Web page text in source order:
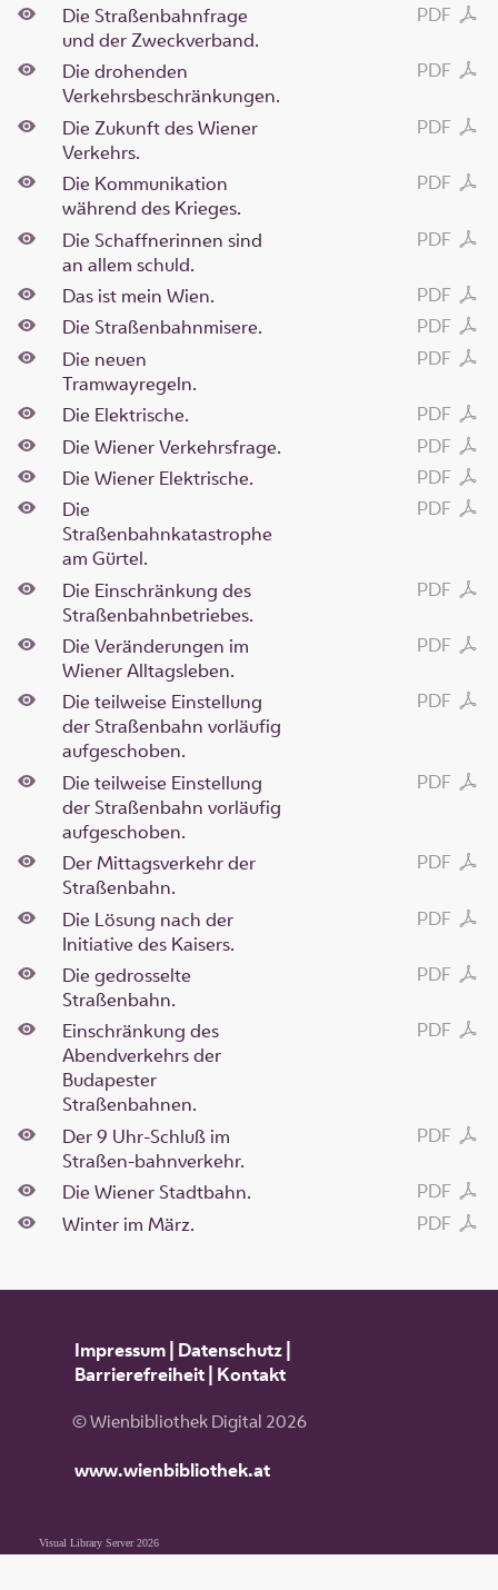
PDF
Die Straßenbahnfrage
und der Zweckverband.
PDF
Die drohenden
Verkehrsbeschränkungen.
PDF
Die Zukunft des Wiener
Verkehrs.
PDF
Die Kommunikation
während des Krieges.
PDF
Die Schaffnerinnen sind
an allem schuld.
PDF
Das ist mein Wien.
PDF
Die Straßenbahnmisere.
PDF
Die neuen
Tramwayregeln.
PDF
Die Elektrische.
PDF
Die Wiener Verkehrsfrage.
PDF
Die Wiener Elektrische.
PDF
Die
Straßenbahnkatastrophe
am Gürtel.
PDF
Die Einschränkung des
Straßenbahnbetriebes.
PDF
Die Veränderungen im
Wiener Alltagsleben.
PDF
Die teilweise Einstellung
der Straßenbahn vorläufig
aufgeschoben.
PDF
Die teilweise Einstellung
der Straßenbahn vorläufig
aufgeschoben.
PDF
Der Mittagsverkehr der
Straßenbahn.
PDF
Die Lösung nach der
Initiative des Kaisers.
PDF
Die gedrosselte
Straßenbahn.
PDF
Einschränkung des
Abendverkehrs der
Budapester
Straßenbahnen.
PDF
Der 9 Uhr-Schluß im
Straßen-bahnverkehr.
PDF
Die Wiener Stadtbahn.
PDF
Winter im März.
Impressum| Datenschutz|
Barrierefreiheit| Kontakt
© Wienbibliothek Digital 2026
www.wienbibliothek.at
Visual Library Server 2026